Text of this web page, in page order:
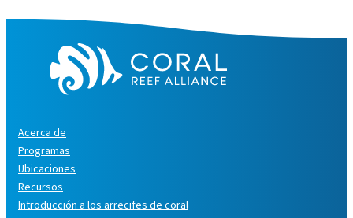
Acerca de
Programas
Ubicaciones
Recursos
Introducción a los arrecifes de coral